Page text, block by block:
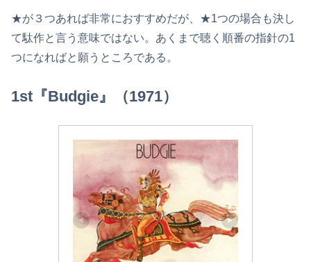
★が３つあれば非常におすすめだが、★1つの場合も決し
て駄作と言う意味ではない。あくまで聴く順番の指針の1
つになればと願うところである。
1st『Budgie』（1971）